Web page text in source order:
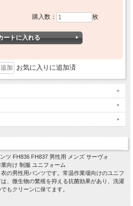
購入数： 枚
お気に入りに追加済
ツ FH836 FH837 男性用 メンズ サーヴォ
向け 制服 ユニフォーム
の男性用パンツです。常温作業場向けのユニフ
、微生物の繁殖を抑える抗菌効果があり、洗濯
もクリーンに保てます。